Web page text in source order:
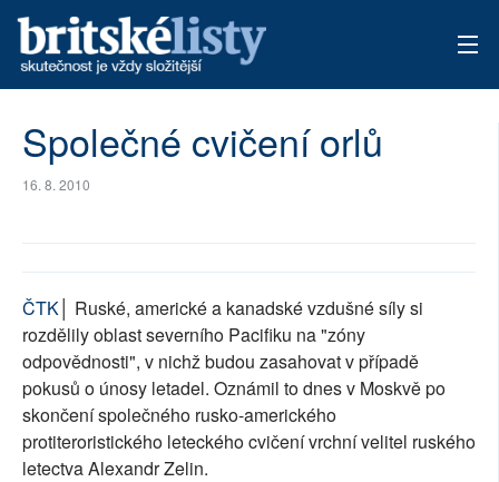
ARCHIV
PŘÍSPĚVKY NA PROVOZ
Společné cvičení orlů
16. 8. 2010
ČTK │ Ruské, americké a kanadské vzdušné síly si
rozdělily oblast severního Pacifiku na "zóny
odpovědnosti", v nichž budou zasahovat v případě
pokusů o únosy letadel. Oznámil to dnes v Moskvě po
skončení společného rusko-amerického
protiteroristického leteckého cvičení vrchní velitel ruského
letectva Alexandr Zelin.